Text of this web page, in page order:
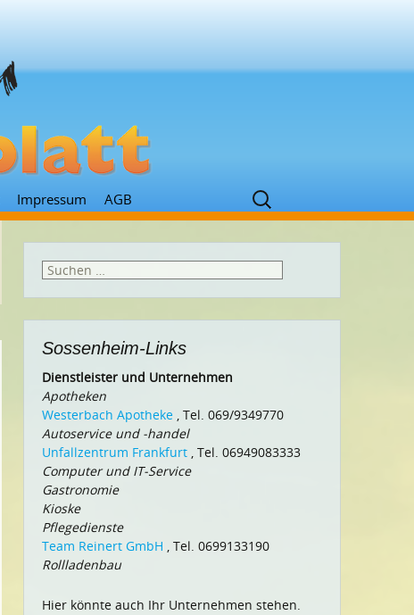
Impressum AGB
Suchen
nach:
Suchen
Sossenheim-Links
Dienstleister und Unternehmen
Apotheken
Westerbach Apotheke , Tel. 069/9349770
Autoservice und -handel
Unfallzentrum Frankfurt , Tel. 06949083333
Computer und IT-Service
Gastronomie
Kioske
Pflegedienste
Team Reinert GmbH , Tel. 0699133190
Rollladenbau
Hier könnte auch Ihr Unternehmen stehen.